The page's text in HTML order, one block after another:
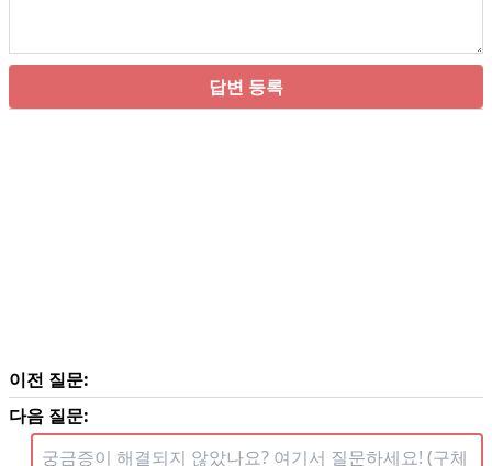
답변 등록
이전 질문:
다음 질문: